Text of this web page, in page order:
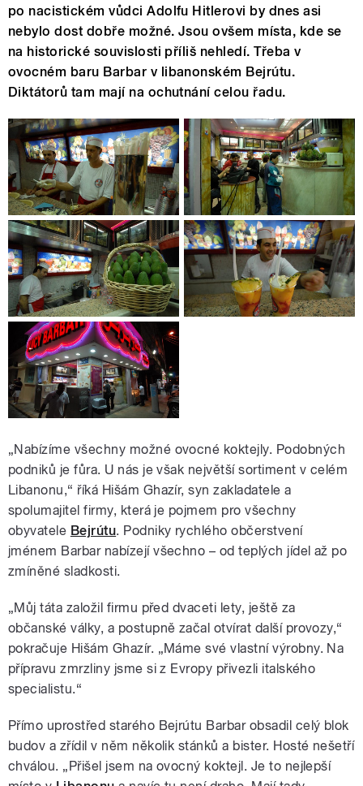
po nacistickém vůdci Adolfu Hitlerovi by dnes asi
nebylo dost dobře možné. Jsou ovšem místa, kde se
na historické souvislosti příliš nehledí. Třeba v
ovocném baru Barbar v libanonském Bejrútu.
Diktátorů tam mají na ochutnání celou řadu.
„Nabízíme všechny možné ovocné koktejly. Podobných
podniků je fůra. U nás je však největší sortiment v celém
Libanonu,“ říká Hišám Ghazír, syn zakladatele a
spolumajitel firmy, která je pojmem pro všechny
obyvatele Bejrútu. Podniky rychlého občerstvení
jménem Barbar nabízejí všechno – od teplých jídel až po
zmíněné sladkosti.
„Můj táta založil firmu před dvaceti lety, ještě za
občanské války, a postupně začal otvírat další provozy,“
pokračuje Hišám Ghazír. „Máme své vlastní výrobny. Na
přípravu zmrzliny jsme si z Evropy přivezli italského
specialistu.“
Přímo uprostřed starého Bejrútu Barbar obsadil celý blok
budov a zřídil v něm několik stánků a bister. Hosté nešetří
chválou. „Přišel jsem na ovocný koktejl. Je to nejlepší